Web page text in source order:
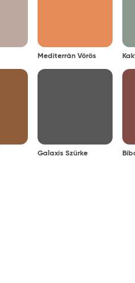
Mediterrán Vörös
Galaxis Szürke